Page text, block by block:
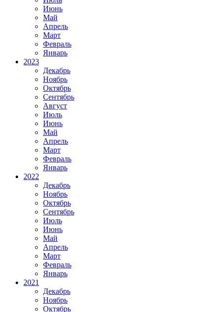
Июнь
Май
Апрель
Март
Февраль
Январь
2023
Декабрь
Ноябрь
Октябрь
Сентябрь
Август
Июль
Июнь
Май
Апрель
Март
Февраль
Январь
2022
Декабрь
Ноябрь
Октябрь
Сентябрь
Июль
Июнь
Май
Апрель
Март
Февраль
Январь
2021
Декабрь
Ноябрь
Октябрь